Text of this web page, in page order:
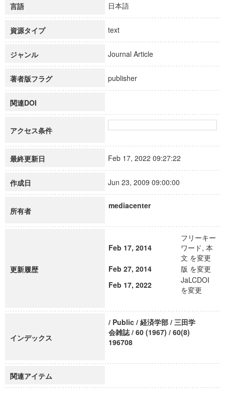
言語 日本語
資源タイプ text
ジャンル Journal Article
著者版フラグ publisher
関連DOI
アクセス条件
最終更新日 Feb 17, 2022 09:27:22
作成日 Jun 23, 2009 09:00:00
所有者
mediacenter
更新履歴
Feb 17, 2014
フリーキー
ワード, 本
文 を変更
Feb 27, 2014
版 を変更
Feb 17, 2022
JaLCDOI
を変更
インデックス
/ Public / 経済学部 / 三田学
会雑誌 / 60 (1967) / 60(8)
196708
関連アイテム